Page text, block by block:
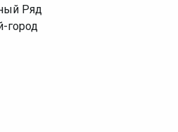
Ряд
город